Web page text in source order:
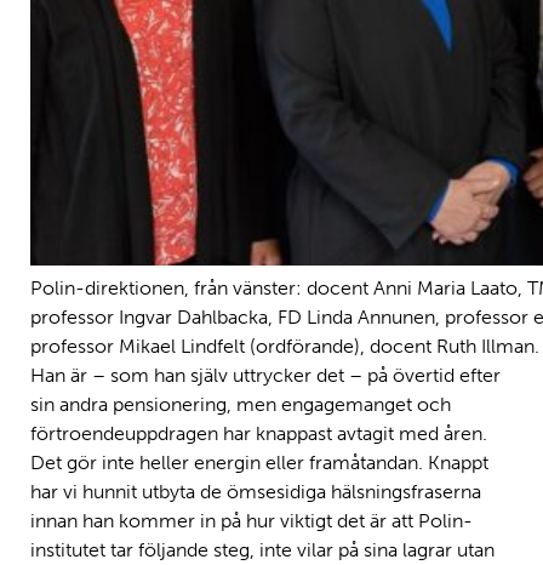
Polin-direktionen, från vänster: docent Anni Maria Laato,
professor Ingvar Dahlbacka, FD Linda Annunen,
professor Mikael Lindfelt (ordförande), docent Ruth Illman.
Han är – som han själv uttrycker det – på övertid efter
sin andra pensionering, men engagemanget och
förtroendeuppdragen har knappast avtagit med åren.
Det gör inte heller energin eller framåtandan. Knappt
har vi hunnit utbyta de ömsesidiga hälsningsfraserna
innan han kommer in på hur viktigt det är att Polin-
institutet tar följande steg, inte vilar på sina lagrar utan